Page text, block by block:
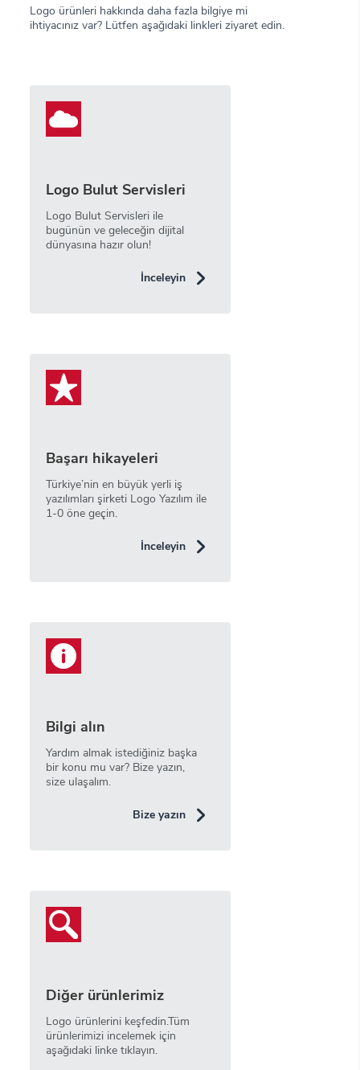
Logo ürünleri hakkında daha fazla bilgiye mi
ihtiyacınız var? Lütfen aşağıdaki linkleri ziyaret edin.
Logo Bulut Servisleri
Logo Bulut Servisleri ile
bugünün ve geleceğin dijital
dünyasına hazır olun!
İnceleyin
Başarı hikayeleri
Türkiye’nin en büyük yerli iş
yazılımları şirketi Logo Yazılım ile
1-0 öne geçin.
İnceleyin
Bilgi alın
Yardım almak istediğiniz başka
bir konu mu var? Bize yazın,
size ulaşalım.
Bize yazın
Diğer ürünlerimiz
Logo ürünlerini keşfedin.Tüm
ürünlerimizi incelemek için
aşağıdaki linke tıklayın.